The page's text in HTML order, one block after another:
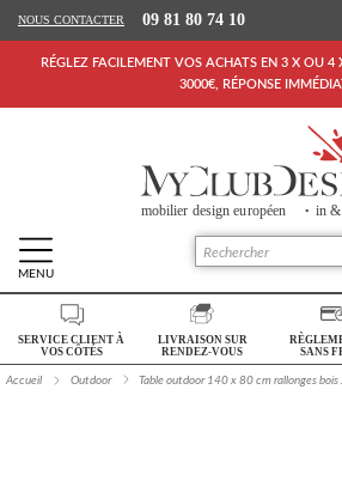
NOUS CONTACTER 09 81 80 74 10
RÉGLEZ FACILEMENT VOS ACHATS EN 3 X OU
3000€, RÉPONSE
MENU
Retour Accueil
SALON
SERVICE CLIENT À
VOS CÔTÉS
LIVRAISON SUR
RENDEZ-VOUS
SANS
Accueil Outdoor Table outdoor 140 x 80 cm rallonges bois